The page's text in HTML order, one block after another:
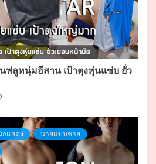
ฟลูหนุ่มอีสาน เป้าตุงหุ่นแซ่บ ยั่ว
กแสดง นายแบบชาย